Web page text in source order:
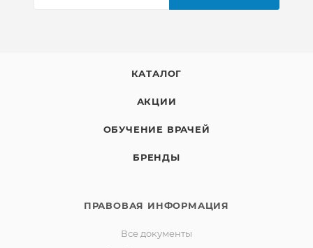
КАТАЛОГ
АКЦИИ
ОБУЧЕНИЕ ВРАЧЕЙ
БРЕНДЫ
ПРАВОВАЯ ИНФОРМАЦИЯ
Все документы